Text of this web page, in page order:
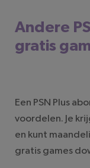
Andere
gratis
Een PSN Plus
voordelen. Je
en kunt
gratis games